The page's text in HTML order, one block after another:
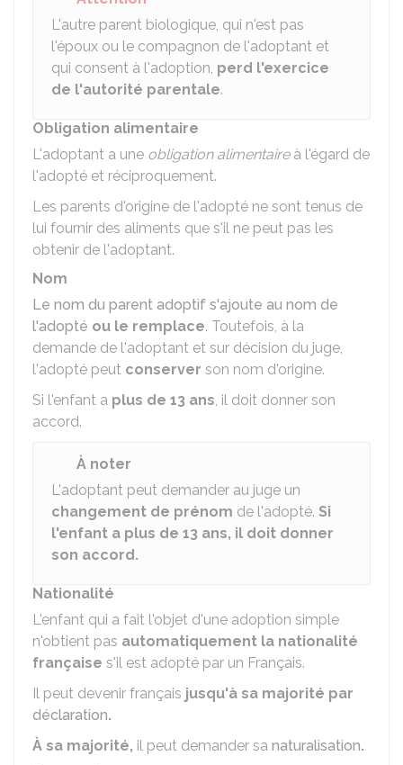
L'autre parent biologique, qui n'est pas
l'époux ou le compagnon de l'adoptant et
qui consent à l'adoption, perd l'exercice
de l'autorité parentale.
Obligation alimentaire
L'adoptant a une obligation alimentaireà l'égard de
l'adopté et réciproquement.
Les parents d'origine de l'adopté ne sont tenus de
lui fournir des aliments que s'il ne peut pas les
obtenir de l'adoptant.
Nom
Le nom du parent adoptif s'ajoute au nom de
l'adopté ou le remplace. Toutefois, à la
demande de l'adoptant et sur décision du juge,
l'adopté peut conserver son nom d'origine.
Si l'enfant a plus de 13 ans, il doit donner son
accord.
À noter
L'adoptant peut demander au juge un
changement de prénom de l'adopté. Si
l'enfant a plus de 13 ans, il doit donner
son accord.
Nationalité
L'enfant qui a fait l'objet d'une adoption simple
n'obtient pas automatiquement la nationalité
française s'il est adopté par un Français.
Il peut devenir français jusqu'à sa majorité par
déclaration.
À sa majorité, il peut demander sa naturalisation.